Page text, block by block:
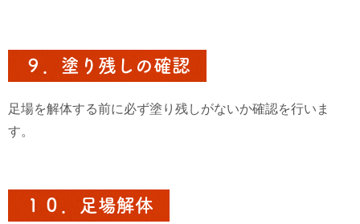
９．塗り残しの確認
足場を解体する前に必ず塗り残しがないか確認を行いま
す。
１０．足場解体